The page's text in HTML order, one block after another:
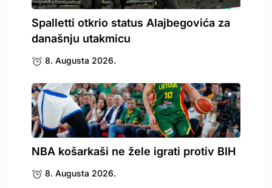
Spalletti otkrio status Alajbegovića za
današnju utakmicu
8. Augusta 2026.
NBA košarkaši ne žele igrati protiv BIH
8. Augusta 2026.